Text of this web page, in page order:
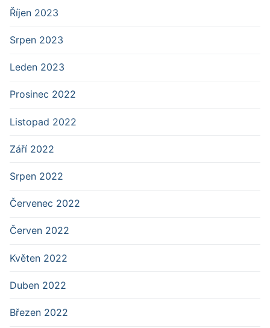
Říjen 2023
Srpen 2023
Leden 2023
Prosinec 2022
Listopad 2022
Září 2022
Srpen 2022
Červenec 2022
Červen 2022
Květen 2022
Duben 2022
Březen 2022